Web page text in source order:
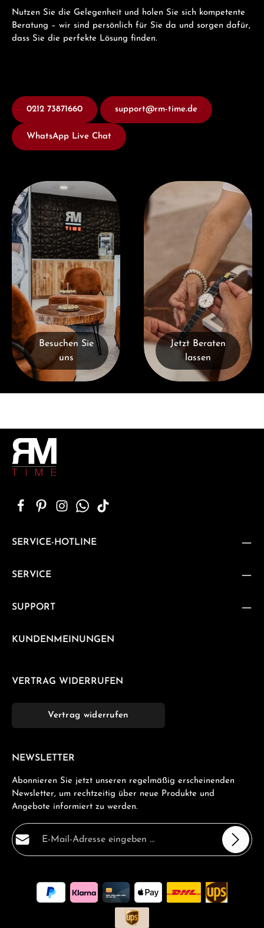
Nutzen Sie die Gelegenheit und holen Sie sich kompetente
Beratung – wir sind persönlich für Sie da und sorgen dafür,
dass Sie die perfekte Lösung finden.
0212 73871660 support@rm-time.de
WhatsApp Live Chat
Besuchen Sie uns
Besuchen Sie
uns
Jetzt Beraten lassen
Jetzt Beraten
lassen
SERVICE-HOTLINE
SERVICE
SUPPORT
KUNDENMEINUNGEN
VERTRAG WIDERRUFEN
Vertrag widerrufen
NEWSLETTER
Abonnieren Sie jetzt unseren regelmäßig erscheinenden
Newsletter, um rechtzeitig über neue Produkte und
Angebote informiert zu werden.
E-Mail-Adresse*
Ich habe die
Datenschutzbestimmungen
zur Kenntnis
genommen und dieAGBgelesen und bin mit ihnen
Pflichtfelder.